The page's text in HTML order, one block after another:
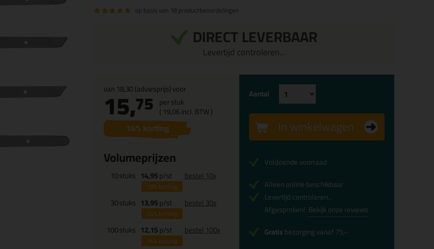
op basis van 18 productbeoordelingen
DIRECT LEVERBAAR
Levertijd controleren...
van 18,30(adviesprijs) voor
15,75 per stuk
( 19,06incl. BTW )
14% korting
Volumeprijzen
10stuks 14,95p/st
18%korting
bestel 10x
30stuks 13,95p/st
24%korting
bestel 30x
100stuks 12,15p/st
34%korting
bestel 100x
Aantal
In winkelwagen
Voldoende voorraad
Alleen online beschikbaar
Levertijd controleren...
Afgesproken! Bekijk onze reviews
Gratisbezorging vanaf 75,-